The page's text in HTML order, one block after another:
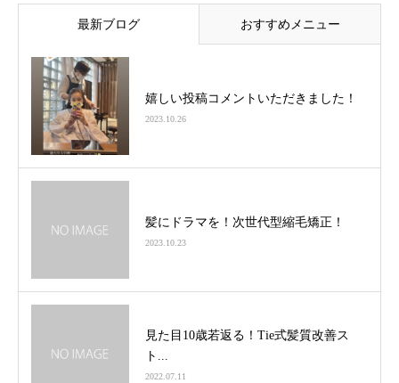
最新ブログ おすすめメニュー
嬉しい投稿コメントいただきました！
2023.10.26
髪にドラマを！次世代型縮毛矯正！
2023.10.23
見た目10歳若返る！Tie式髪質改善ス
ト...
2022.07.11